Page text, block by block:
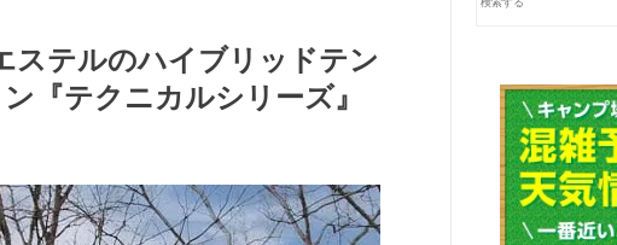
ステルのハイブリッドテン
『テクニカルシリーズ』